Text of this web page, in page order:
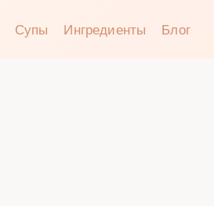
Супы Ингредиенты Блог